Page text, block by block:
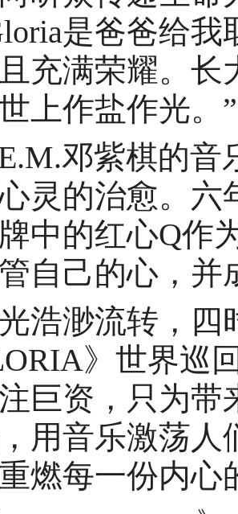
是爸爸给
充满荣耀。
上作盐作光。”
邓紫棋的音
灵的治愈。六
中的红心Q作
自己的心，
渺流转，四
》世界巡
巨资，只为带
用音乐激荡人
燃每一份内心